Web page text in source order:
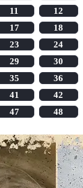
11
12
17
18
23
24
29
30
35
36
41
42
47
48